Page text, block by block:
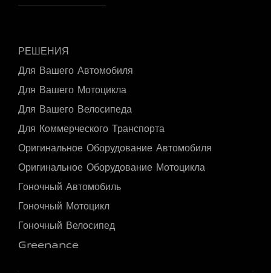
РЕШЕНИЯ
Для Вашего Автомобиля
Для Вашего Мотоцикла
Для Вашего Велосипеда
Для Коммерческого Транспорта
Оригинальное Оборудование Автомобиля
Оригинальное Оборудование Мотоцикла
Гоночный Автомобиль
Гоночный Мотоцикл
Гоночный Велосипед
Greenance